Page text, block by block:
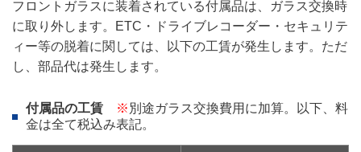
フロントガラスに装着されている付属品は、ガラス交換時
に取り外します。
ETC・ドライブレコーダー・セキュリテ
ィー等の脱着に関しては、以下の工賃が発生します。 ただ
し、部品代は発生します。
付属品の工賃 ※ 別途ガラス交換費用に加算。以下、料
金は全て税込み表記。